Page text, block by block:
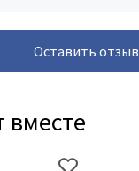
Оставить отзыв
вместе